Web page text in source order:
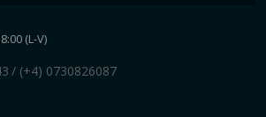
(L-V)
/ (+4) 0730826087